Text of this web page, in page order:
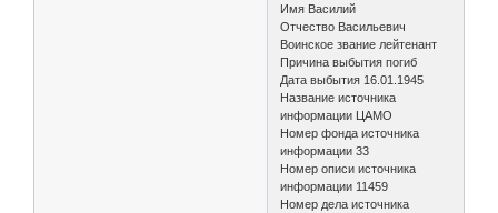
Имя Василий
Отчество Васильевич
Воинское звание лейтенант
Причина выбытия погиб
Дата выбытия 16.01.1945
Название источника
информации ЦАМО
Номер фонда источника
информации 33
Номер описи источника
информации 11459
Номер дела источника